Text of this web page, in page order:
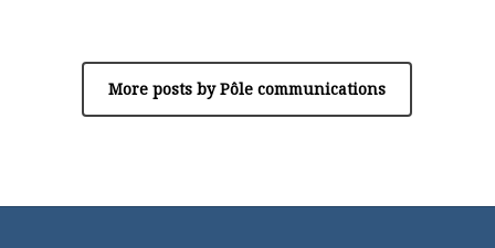
More posts by Pôle communications